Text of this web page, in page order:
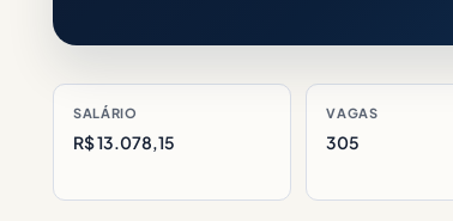
SALÁRIO
R$ 13.078,15
VAGAS
305